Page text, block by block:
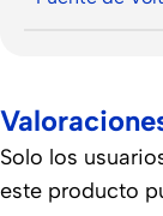
Solo los
este producto